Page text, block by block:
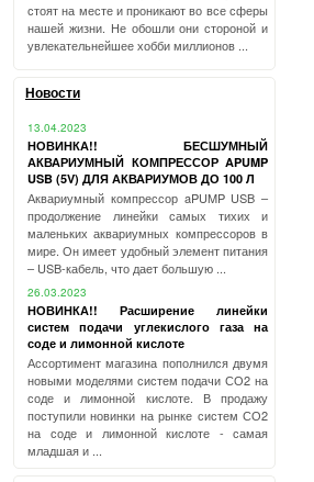
стоят на месте и проникают во все сферы
нашей жизни. Не обошли они стороной и
увлекательнейшее хобби миллионов ...
Новости
13.04.2023
НОВИНКА!! БЕСШУМНЫЙ
АКВАРИУМНЫЙ КОМПРЕССОР APUMP
USB (5V) ДЛЯ АКВАРИУМОВ ДО 100 Л
Аквариумный компрессор aPUMP USB –
продолжение линейки самых тихих и
маленьких аквариумных компрессоров в
мире. Он имеет удобный элемент питания
– USB-кабель, что дает большую ...
26.03.2023
НОВИНКА!! Расширение линейки
систем подачи углекислого газа на
соде и лимонной кислоте
Ассортимент магазина пополнился двумя
новыми моделями систем подачи СО2 на
соде и лимонной кислоте. В продажу
поступили новинки на рынке систем СО2
на соде и лимонной кислоте - самая
младшая и ...